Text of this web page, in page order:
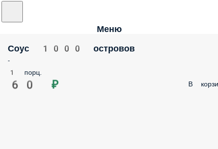
Меню
Соус 1000 островов
-
1 порц.
60 ₽ В